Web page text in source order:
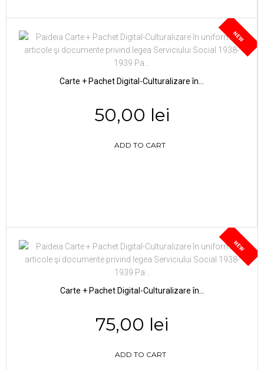
NEW
Carte + Pachet Digital-Culturalizare în...
50,00 lei
ADD TO CART
NEW
Carte + Pachet Digital-Culturalizare în...
75,00 lei
ADD TO CART